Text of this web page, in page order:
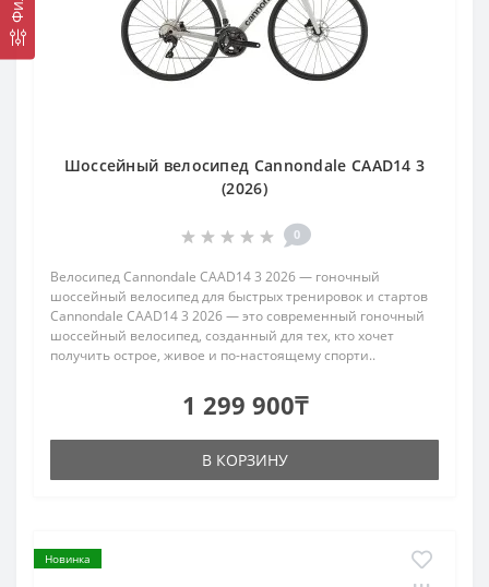
Шоссейный велосипед Cannondale CAAD14 3
(2026)
0
Велосипед Cannondale CAAD14 3 2026 — гоночный
шоссейный велосипед для быстрых тренировок и стартов
Cannondale CAAD14 3 2026 — это современный гоночный
шоссейный велосипед, созданный для тех, кто хочет
получить острое, живое и по-настоящему спорти..
1 299 900₸
В КОРЗИНУ
Новинка